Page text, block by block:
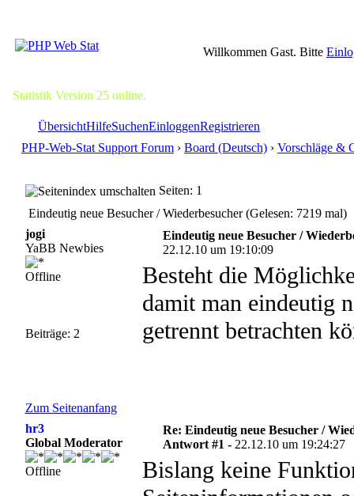
Willkommen Gast. Bitte
Statistik Version 25 online.
ÜbersichtHilfeSuchenEinloggenRegistrieren
PHP-Web-Stat Support Forum › Board (Deutsch) › Vorschläge &
Seiten: 1
Eindeutig neue Besucher / Wiederbesucher (Gelesen: 7219 mal)
jogi
YaBB Newbies
Offline
Beiträge: 2
Eindeutig neue Besucher /
22.12.10 um 19:10:09
Besteht die
damit man eindeutig
getrennt betrachten
Zum Seitenanfang
hr3
Global Moderator
Offline
Re: Eindeutig neue Besucher /
Antwort #1 - 22.12.10 um 19:24:27
Bislang keine